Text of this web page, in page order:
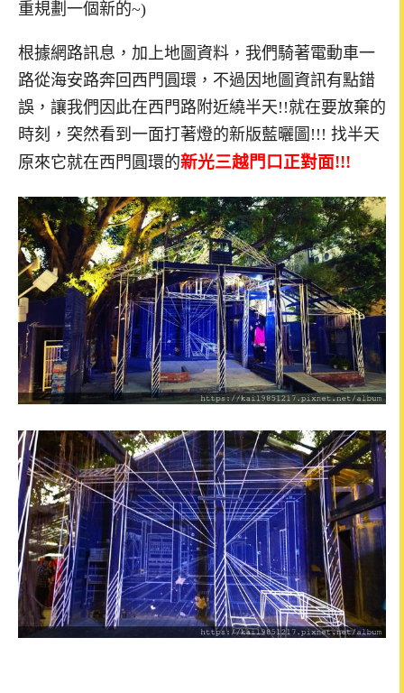
重規劃一個新的~)
根據網路訊息，加上地圖資料，我們騎著電動車一
路從海安路奔回西門圓環，不過因地圖資訊有點錯
誤，讓我們因此在西門路附近繞半天!!就在要放棄的
時刻，突然看到一面打著燈的新版藍曬圖!!! 找半天
原來它就在西門圓環的新光三越門口正對面!!!